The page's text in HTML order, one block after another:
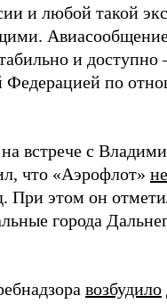
и любой такой
и доступно
Федерацией по
встрече с
что «Аэрофлот»
этом он
города
возбудило